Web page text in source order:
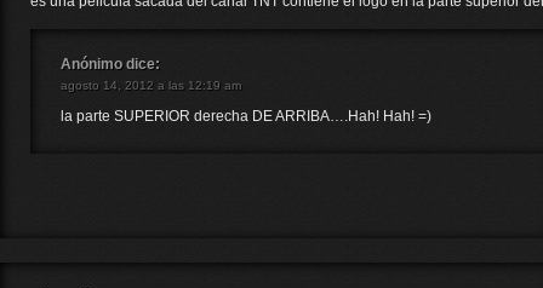
Anónimo dice:
agosto 14, 2012 a las 12:19 am
la parte SUPERIOR derecha DE ARRIBA….Hah! Hah! =)